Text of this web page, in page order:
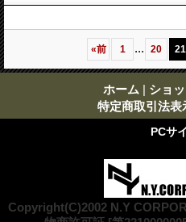
«前 1 ... 20 21
ホーム | ショ
特定商取引法表
PCサ
Copyright(C)2002 N.Y